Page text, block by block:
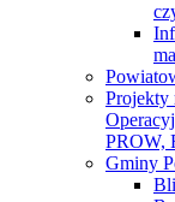
Projekty
PROW,
Gminy